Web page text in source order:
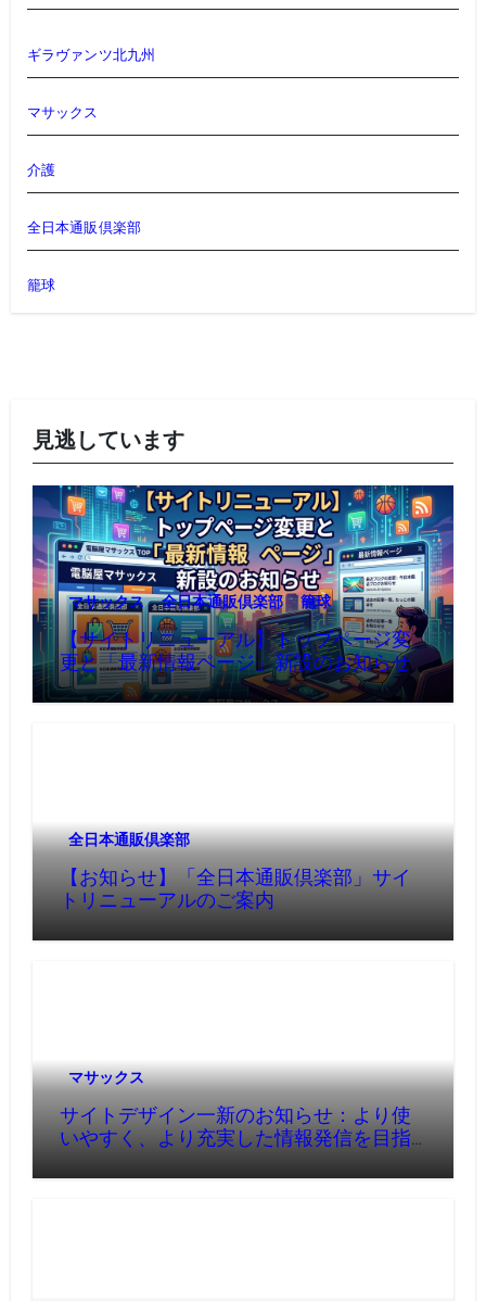
ギラヴァンツ北九州
マサックス
介護
全日本通販倶楽部
籠球
見逃しています
マサックス 全日本通販倶楽部
籠球
【サイトリニューアル】トップページ変
更と「最新情報ページ」新設のお知らせ
全日本通販倶楽部
【お知らせ】「全日本通販倶楽部」サイ
トリニューアルのご案内
マサックス
サイトデザイン一新のお知らせ：より使
いやすく、より充実した情報発信を目指